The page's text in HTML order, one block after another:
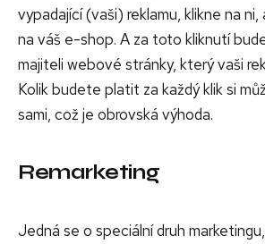
vypadající (vaši) reklamu, klikne na
na váš e-shop. A za toto kliknutí
majiteli webové stránky, který vaši
Kolik budete platit za každý klik si
sami, což je obrovská výhoda.
Remarketing
Jedná se o speciální druh